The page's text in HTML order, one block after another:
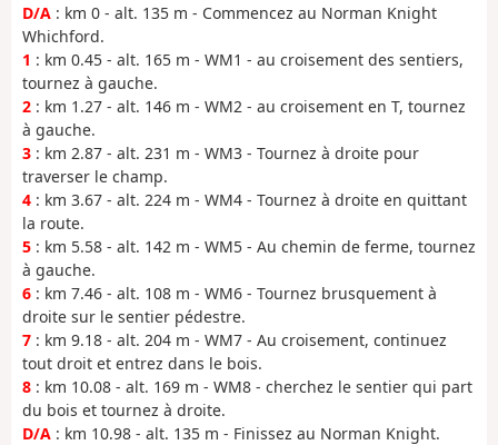
D/A : km 0 - alt. 135 m - Commencez au Norman Knight
Whichford.
1 : km 0.45 - alt. 165 m - WM1 - au croisement des sentiers,
tournez à gauche.
2 : km 1.27 - alt. 146 m - WM2 - au croisement en T, tournez
à gauche.
3 : km 2.87 - alt. 231 m - WM3 - Tournez à droite pour
traverser le champ.
4 : km 3.67 - alt. 224 m - WM4 - Tournez à droite en quittant
la route.
5 : km 5.58 - alt. 142 m - WM5 - Au chemin de ferme, tournez
à gauche.
6 : km 7.46 - alt. 108 m - WM6 - Tournez brusquement à
droite sur le sentier pédestre.
7 : km 9.18 - alt. 204 m - WM7 - Au croisement, continuez
tout droit et entrez dans le bois.
8 : km 10.08 - alt. 169 m - WM8 - cherchez le sentier qui part
du bois et tournez à droite.
D/A : km 10.98 - alt. 135 m - Finissez au Norman Knight.